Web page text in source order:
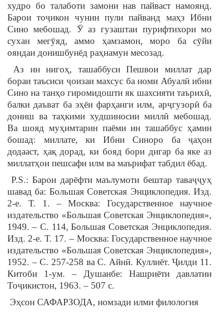
худро бо талаботи замони нав пайваст намоянд.
Барои тоҷикон чунин пули пайванд маҳз Ибни
Сино мебошад. Ӯ аз гузаштаи пурифтихори мо
сухан мегӯяд, аммо ҳамзамон, моро ба сӯйи
ояндаи донишбунёд раҳнамун месозад.
Аз ин нигоҳ, ташаббуси Пешвои миллат дар
бораи таъсиси ҷоизаи махсус ба номи Абуалӣ ибни
Сино на танҳо гиромидошти як шахсияти таърихӣ,
балки даъват ба эҳёи фарҳанги илм, арҷгузорӣ ба
дониш ва таҳкими худшиносии миллӣ мебошад.
Ва шояд муҳимтарин паёми ин ташаббус ҳамин
бошад: миллате, ки Ибни Синоро ба ҷаҳон
додааст, ҳақ дорад, ки бояд бори дигар ба яке аз
миллатҳои пешсафи илм ва маърифат табдил ёбад.
P.S.: Барои дарёфти маълумоти бештар таваҷҷуҳ
шавад ба: Большая Советская Энциклопедия. Изд.
2-е. Т. 1. – Москва: Государственное научное
издательство «Большая Советская Энциклопедия»,
1949. – С. 114, Большая Советская Энциклопедия.
Изд. 2-е. Т. 17. – Москва: Государственное научное
издательство «Большая Советская Энциклопедия»,
1952. – С. 257-258 ва С. Айнӣ. Куллиёт. Ҷилди 11.
Китоби 1-ум. – Душанбе: Нашриёти давлатии
Тоҷикистон, 1963. – 507 с.
Эҳсон САФАРЗОДА, номзади илми филология